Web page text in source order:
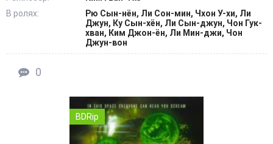
В ролях:
Рю Сын-нён, Ли Сон-мин, Чхон У-хи, Ли
Джун, Ку Сын-хён, Ли Сын-джун, Чон Гук-
хван, Ким Джон-ён, Ли Мин-джи, Чон
Джун-вон
0
BDRip